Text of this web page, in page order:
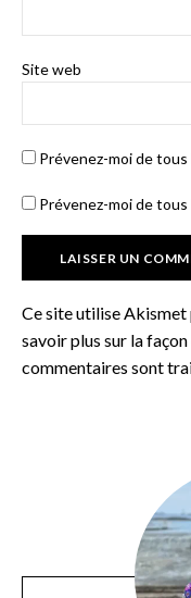
Site web
Prévenez-moi de
Prévenez-moi de
Ce site utilise
savoir plus sur la
commentaires sont